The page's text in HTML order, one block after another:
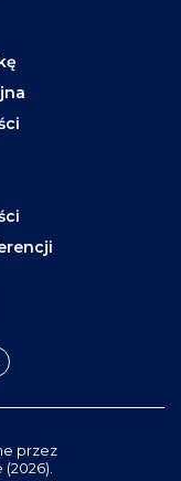
przez